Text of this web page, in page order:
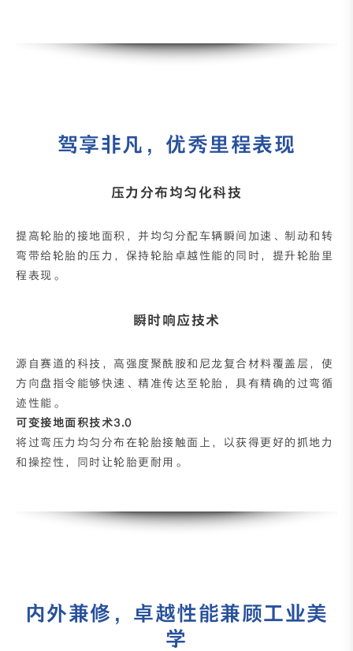
驾享非凡，优秀里程表现
压力分布均匀化科技
提高轮胎的接地面积，并均匀分配车辆瞬间加速、制动和转
弯带给轮胎的压力，保持轮胎卓越性能的同时，提升轮胎里
程表现。
瞬时响应技术
源自赛道的科技，高强度聚酰胺和尼龙复合材料覆盖层，使
方向盘指令能够快速、精准传达至轮胎，具有精确的过弯循
迹性能。
可变接地面积技术3.0
将过弯压力均匀分布在轮胎接触面上，以获得更好的抓地力
和操控性，同时让轮胎更耐用。
内外兼修，卓越性能兼顾工业美
学